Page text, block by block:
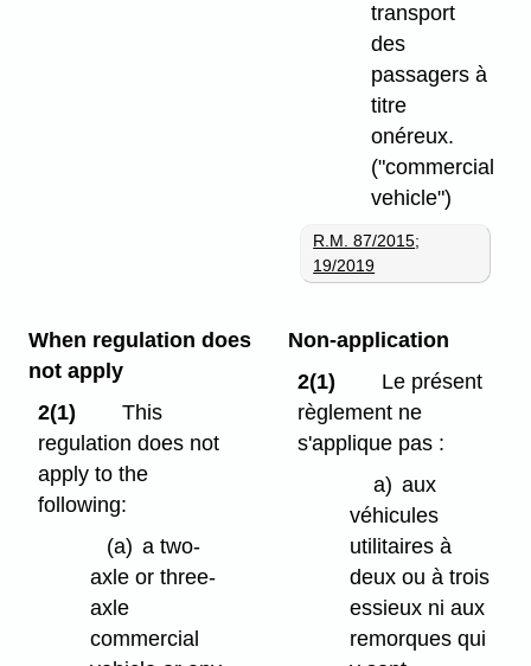
transport
des
passagers à
titre
onéreux.
("commercial
vehicle")
R.M. 87/2015;
19/2019
When regulation does
not apply
2(1)
This
regulation does not
apply to the
following:
(a) a two-
axle or three-
axle
commercial
Non-application
2(1)
Le présent
règlement ne
s'applique pas :
a) aux
véhicules
utilitaires à
deux ou à trois
essieux ni aux
remorques qui